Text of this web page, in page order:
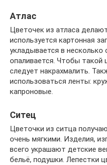
Атлас
Цветочек из атласа
используется картонная
укладывается в несколько
опаливается. Чтобы такой
следует накрахмалить.
использоваться ленты:
капроновые.
Ситец
Цветочки из ситца
очень мягкими. Изделия,
всего украшают детские
бельё, подушки. Лепестки